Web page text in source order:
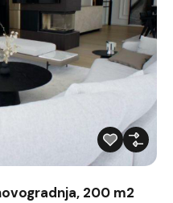
200 m2